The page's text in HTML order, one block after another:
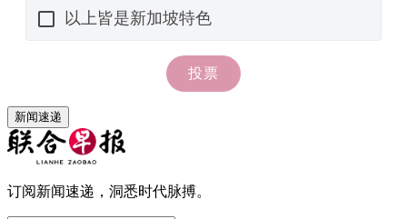
新闻速递
订阅新闻速递，洞悉时代脉搏。